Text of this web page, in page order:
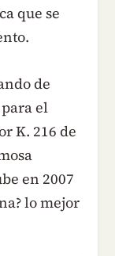
que se
de
el
K. 216 de
en 2007
lo mejor